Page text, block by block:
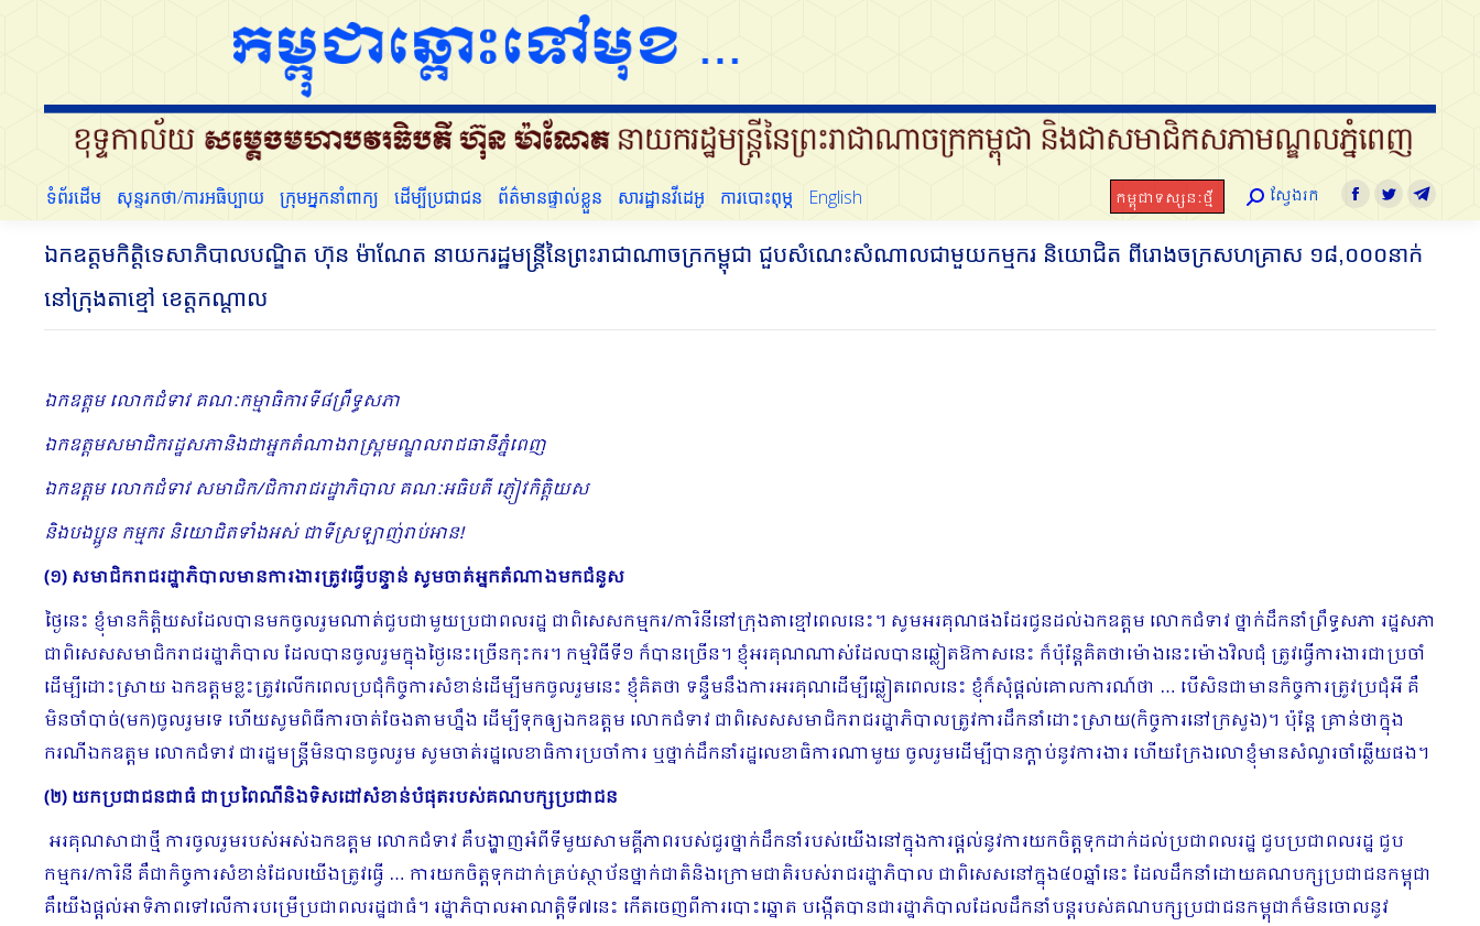
ទំព័រដើម សុន្ទរកថា/ការអធិប្បាយ ក្រុមអ្នកនាំពាក្យ ដើម្បីប្រជាជន ព័ត៌មានផ្ទាល់ខ្លួន សារដ្ឋានវីដេអូ ការបោះពុម្ភ English កម្ពុជាទស្សនៈថ្មី Search:
ស្វែងរក Facebook
Twitter
ឯកឧត្តមកិត្តិទេសាភិបាលបណ្ឌិត ហ៊ុន ម៉ាណែត នាយករដ្ឋមន្ត្រីនៃព្រះរាជាណាចក្រកម្ពុជា ជួបសំ​ណេះសំណាលជាមួយកម្មករ និយោជិត ពីរោងចក្រសហគ្រាស ១៨,០០០នាក់
នៅក្រុងតាខ្មៅ ខេត្តកណ្ដាល
ឯកឧត្ដម លោកជំទាវ គណៈកម្មាធិការទី៨ព្រឹទ្ធសភា
ឯកឧត្ដមសមាជិករដ្ឋសភានិងជាអ្នកតំណាងរាស្រ្តមណ្ឌលរាជធានីភ្នំពេញ
ឯកឧត្ដម លោកជំទាវ សមាជិក/ជិការាជរដ្ឋាភិបាល គណៈអធិបតី ភ្ញៀវកិត្តិយស
និងបងប្អូន កម្មករ និយោជិតទាំងអស់ ជាទីស្រឡាញ់រាប់អាន!
(១) សមាជិករាជរដ្ឋាភិបាលមានការងារត្រូវធ្វើបន្ទាន់ សូមចាត់អ្នកតំណាងមកជំនួស
ថ្ងៃនេះ ខ្ញុំមានកិត្តិយសដែលបានមកចូលរួមណាត់ជួបជាមួយប្រជាពលរដ្ឋ ជាពិសេសកម្មករ/ការិនីនៅក្រុងតាខ្មៅពេលនេះ។ សូមអរគុណផងដែរជូនដល់ឯកឧត្ដម លោកជំទាវ ថ្នាក់ដឹកនាំព្រឹទ្ធសភា រដ្ឋសភា
ជាពិសេសសមាជិករាជរដ្ឋាភិបាល ដែលបានចូលរួមក្នុងថ្ងៃនេះច្រើនកុះករ។ កម្មវិធីទី១ ក៏បានច្រើន។ ខ្ញុំអរគុណណាស់ដែលបានឆ្លៀតឱកាសនេះ ក៏ប៉ុន្តែគិតថាម៉ោងនេះម៉ោងវិលជុំ ត្រូវធ្វើការងារជាប្រចាំ
ដើម្បីដោះស្រាយ ឯកឧត្ដមខ្លះត្រូវលើកពេលប្រជុំកិច្ចការសំខាន់ដើម្បីមកចូលរួមនេះ ខ្ញុំគិតថា ទន្ទឹមនឹងការអរគុណដើម្បីឆ្លៀតពេលនេះ ខ្ញុំក៏សុំផ្ដល់គោលការណ៍ថា … បើសិនជាមានកិច្ចការត្រូវប្រជុំអី គឺ
មិនចាំបាច់(មក)ចូលរួមទេ ហើយសូមពិធីការចាត់ចែងតាមហ្នឹង ដើម្បីទុកឲ្យឯកឧត្ដម លោកជំទាវ ជាពិសេសសមាជិករាជរដ្ឋាភិបាលត្រូវការដឹកនាំដោះស្រាយ(កិច្ចការនៅក្រសួង)។ ប៉ុន្តែ គ្រាន់ថាក្នុង
ករណីឯកឧត្ដម លោកជំទាវ ជារដ្ឋមន្រ្តីមិនបានចូលរួម សូមចាត់រដ្ឋលេខាធិការប្រចាំការ ឬថ្នាក់ដឹកនាំរដ្ឋលេខាធិការណាមួយ ចូលរួមដើម្បីបានក្ដាប់នូវការងារ ហើយក្រែងលោខ្ញុំមានសំណួរចាំឆ្លើយផង។
(២) យកប្រជាជនជាធំ ជាប្រពៃណីនិងទិសដៅសំខាន់បំផុតរបស់គណបក្សប្រជាជន
​ អរគុណសាជាថ្មី ការចូលរួមរបស់អស់ឯកឧត្ដម លោកជំទាវ គឺបង្ហាញអំពីទីមួយសាមគ្គីភាពរបស់ជួរថ្នាក់ដឹក​នាំរបស់យើងនៅក្នុងការ​ផ្ដល់នូវការយកចិត្តទុកដាក់ដល់ប្រជាពលរដ្ឋ ជួបប្រជាពលរដ្ឋ ជួប
កម្មករ/ការិនី គឺជាកិច្ចការសំខាន់ដែលយើងត្រូវធ្វើ … ការយកចិត្តទុកដាក់គ្រប់ស្ថាប័នថ្នាក់ជាតិនិងក្រោមជាតិរបស់រាជរដ្ឋាភិបាល ជាពិសេសនៅក្នុង៤០ឆ្នាំនេះ ដែលដឹកនាំដោយគណបក្សប្រជាជនកម្ពុជា
គឺយើងផ្ដល់អាទិភាពទៅលើការបម្រើប្រជាពលរដ្ឋជាធំ។ រដ្ឋាភិបាលអាណត្តិទី៧នេះ កើតចេញពីការបោះឆ្នោត បង្កើតបានជារដ្ឋាភិបាលដែលដឹកនាំបន្តរបស់គណបក្សប្រជាជនកម្ពុជាក៏មិនចោលនូវ
សុន្ទរកថា/ការអធិប្បាយ ក្រុមអ្នកនាំពាក្យ ដើម្បីប្រជាជន ព័ត៌មានផ្ទាល់ខ្លួន